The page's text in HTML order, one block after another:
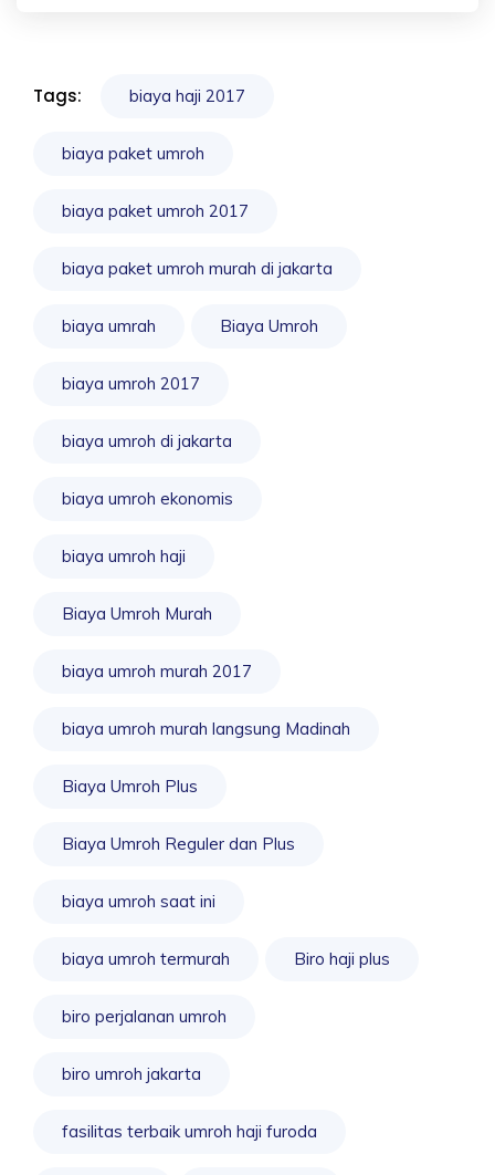
Tags: biaya haji 2017
biaya paket umroh
biaya paket umroh 2017
biaya paket umroh murah di jakarta
biaya umrah Biaya Umroh
biaya umroh 2017
biaya umroh di jakarta
biaya umroh ekonomis
biaya umroh haji
Biaya Umroh Murah
biaya umroh murah 2017
biaya umroh murah langsung Madinah
Biaya Umroh Plus
Biaya Umroh Reguler dan Plus
biaya umroh saat ini
biaya umroh termurah Biro haji plus
biro perjalanan umroh
biro umroh jakarta
fasilitas terbaik umroh haji furoda